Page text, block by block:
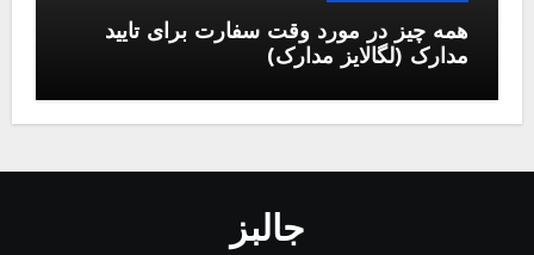
همه چیز در مورد وقت سفارت برای تایید
مدارک (لگالایز مدارک)
جالبز